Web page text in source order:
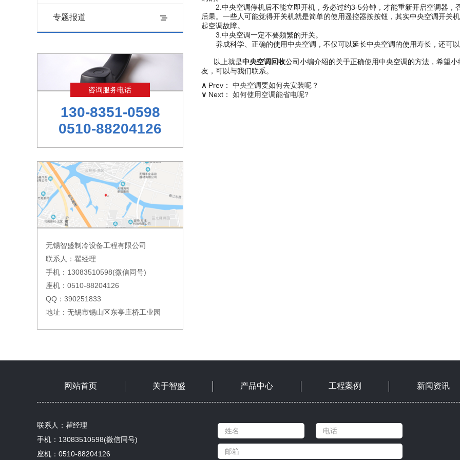
专题报道
130-8351-0598
0510-88204126
咨询服务电话
无锡智盛制冷设备工程有限公司
联系人：瞿经理
手机：13083510598(微信同号)
座机：0510-88204126
QQ：390251833
地址：无锡市锡山区东亭庄桥工业园
2.中央空调停机后不能立即开机，务必过约3-5分钟，才能重新开启空调器，
后果。一些人可能觉得开关机就是简单的使用遥控器按按钮，其实中央空调开关
起空调故障。
3.中央空调一定不要频繁的开关。
养成科学、正确的使用中央空调，不仅可以延长中央空调的使用寿长，还可
以上就是中央空调回收公司小编介绍的关于正确使用中央空调的方法，希望
友，可以与我们联系。
∧ Prev： 中央空调要如何去安装呢？
∨ Next： 如何使用空调能省电呢?
网站首页 关于智盛 产品中心 工程案例 新闻资讯
联系人：瞿经理
手机：13083510598(微信同号)
座机：0510-88204126